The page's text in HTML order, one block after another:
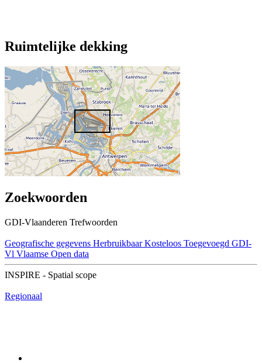
Ruimtelijke dekking
Zoekwoorden
GDI-Vlaanderen Trefwoorden
Geografische gegevens Herbruikbaar Kosteloos Toegevoegd GDI-
Vl Vlaamse Open data
INSPIRE - Spatial scope
Regionaal